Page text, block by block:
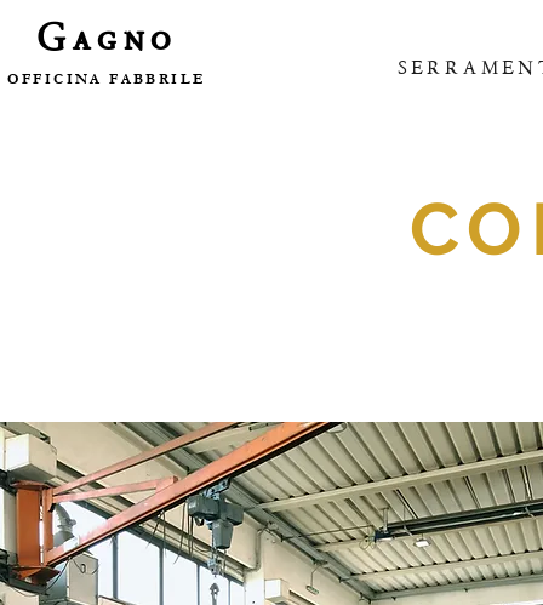
Gagno
OFFICINA FABBRILE